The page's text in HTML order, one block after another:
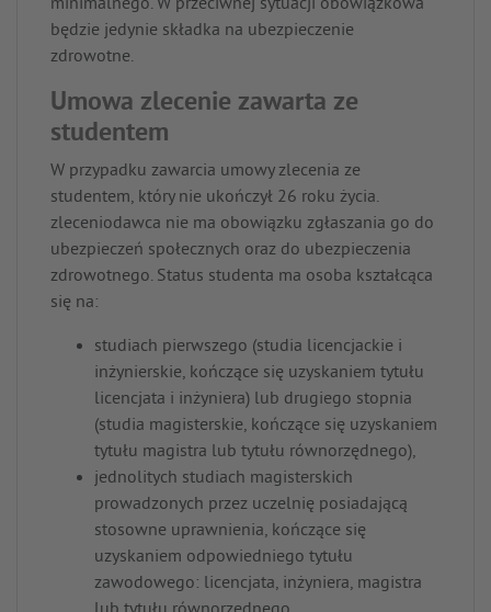
minimalnego. W przeciwnej sytuacji obowiązkowa
będzie jedynie składka na ubezpieczenie
zdrowotne.
Umowa zlecenie zawarta ze
studentem
W przypadku zawarcia umowy zlecenia ze
studentem, który nie ukończył 26 roku życia.
zleceniodawca nie ma obowiązku zgłaszania go do
ubezpieczeń społecznych oraz do ubezpieczenia
zdrowotnego. Status studenta ma osoba kształcąca
się na:
studiach pierwszego (studia licencjackie i
inżynierskie, kończące się uzyskaniem tytułu
licencjata i inżyniera) lub drugiego stopnia
(studia magisterskie, kończące się uzyskaniem
tytułu magistra lub tytułu równorzędnego),
jednolitych studiach magisterskich
prowadzonych przez uczelnię posiadającą
stosowne uprawnienia, kończące się
uzyskaniem odpowiedniego tytułu
zawodowego: licencjata, inżyniera, magistra